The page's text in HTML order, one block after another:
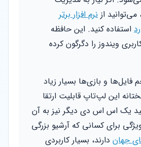
از نرم افزار برتر
استفاده کنید. این حافظه
ویندوز را دگرگون کرده
حجم فایل‌ها و بازی‌ها بسیار زیاد
این لپ‌تاپ قابلیت ارتقا
یک اس اس دی دیگر نیز به آن
برای کسانی که آرشیو بزرگی
جهان دارند، بسیار کاربردی